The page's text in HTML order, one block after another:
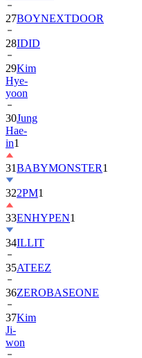
27BOYNEXTDOOR
28IDID
29Kim
Hye-
yoon
30Jung
Hae-
in1
31BABYMONSTER1
322PM1
33ENHYPEN1
34ILLIT
35ATEEZ
36ZEROBASEONE
37Kim
Ji-
won